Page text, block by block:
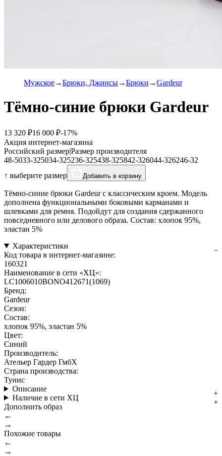
Мужское Брюки, Джинсы Брюки Gardeur
Тёмно-синие брюки Gardeur
13 320 ₽16 000 ₽-17%
Акция интернет-магазина
Российский размер|Размер производителя
48-5033-325034-325236-325438-325842-326044-326246-32
↑ выберите размер
Добавить в корзину
Тёмно-синие брюки Gardeur с классическим кроем. Модель
дополнена функциональными боковыми карманами и
шлевками для ремня. Подойдут для создания сдержанного
повседневного или делового образа. Состав: хлопок 95%,
эластан 5%
Характеристики
Код товара в интернет-магазине:
160321
Наименование в сети «ХЦ»:
LC1006010BONO412671(1069)
Бренд:
Gardeur
Сезон:
Состав:
хлопок 95%, эластан 5%
Цвет:
Синий
Производитель:
Ательер Гардер ГмбХ
Страна производства:
Тунис
Описание
Наличие в сети ХЦ
Дополнить образ
←
→
Похожие товары
←
→